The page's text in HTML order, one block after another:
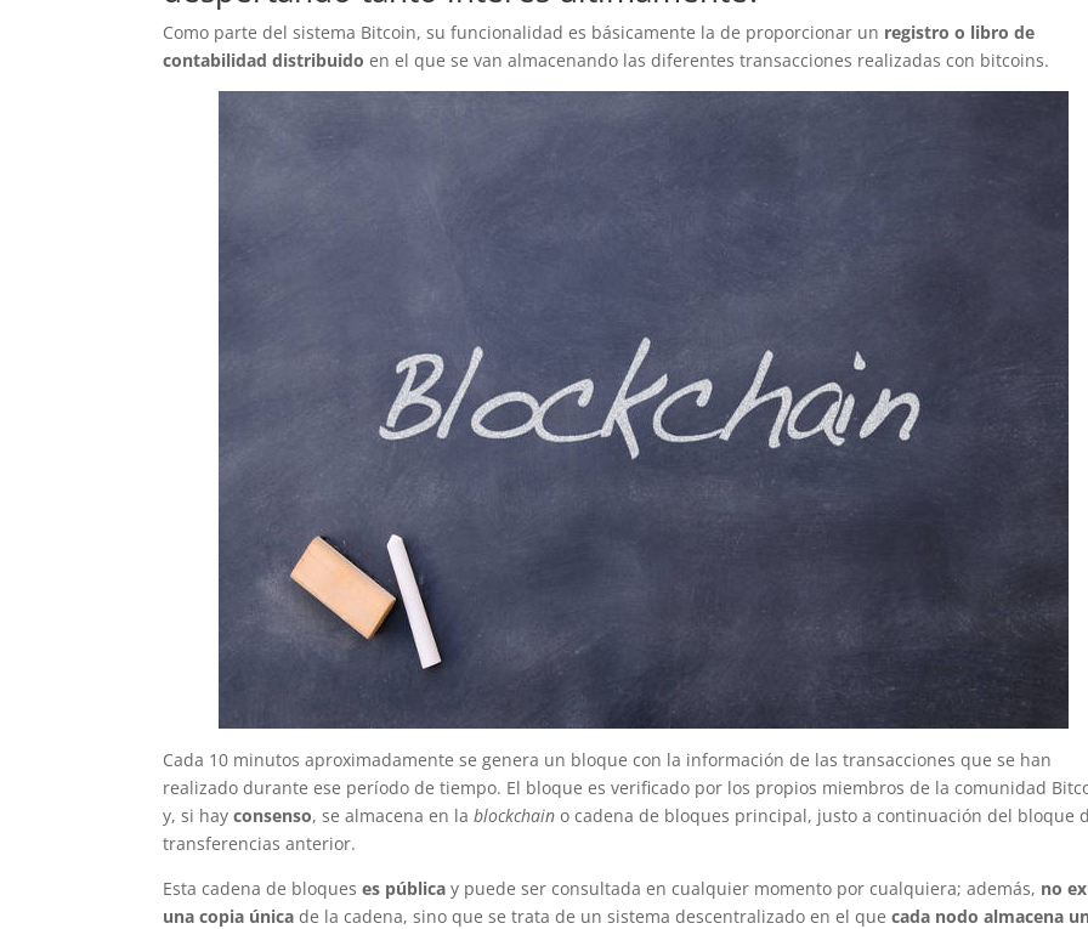
Como parte del sistema Bitcoin, su funcionalidad es básicamente la de proporcionar un registro o libro de
contabilidad distribuido en el que se van almacenando las diferentes transacciones realizadas con bitcoins.
Cada 10 minutos aproximadamente se genera un bloque con la información de las transacciones que se han
realizado durante ese período de tiempo. El bloque es verificado por los propios miembros de la comunidad
y, si hayconsenso, se almacena en lablockchain o cadena de bloques principal, justo a continuación del bloque
transferencias anterior.
Esta cadena de bloqueses pública y puede ser consultada en cualquier momento por cualquiera; además, no
una copia única de la cadena, sino que se trata de un sistema descentralizado en el que cada nodo almacena